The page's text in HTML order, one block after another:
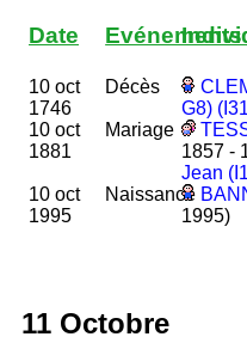
Date Evénements
10 oct
1746
Décès
G8)
10 oct
1881
Mariage
1857 -
Jean
10 oct
1995
Naissance
1995)
11 Octobre